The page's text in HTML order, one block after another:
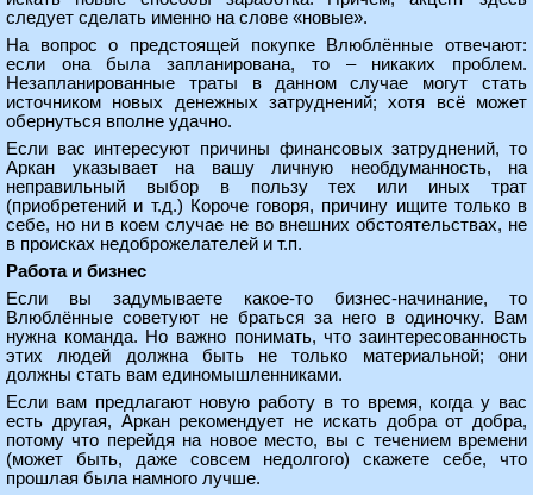
следует сделать именно на слове «новые».
На вопрос о предстоящей покупке Влюблённые отвечают:
если она была запланирована, то – никаких проблем.
Незапланированные траты в данном случае могут стать
источником новых денежных затруднений; хотя всё может
обернуться вполне удачно.
Если вас интересуют причины финансовых затруднений, то
Аркан указывает на вашу личную необдуманность, на
неправильный выбор в пользу тех или иных трат
(приобретений и т.д.) Короче говоря, причину ищите только в
себе, но ни в коем случае не во внешних обстоятельствах, не
в происках недоброжелателей и т.п.
Работа и бизнес
Если вы задумываете какое-то бизнес-начинание, то
Влюблённые советуют не браться за него в одиночку. Вам
нужна команда. Но важно понимать, что заинтересованность
этих людей должна быть не только материальной; они
должны стать вам единомышленниками.
Если вам предлагают новую работу в то время, когда у вас
есть другая, Аркан рекомендует не искать добра от добра,
потому что перейдя на новое место, вы с течением времени
(может быть, даже совсем недолгого) скажете себе, что
прошлая была намного лучше.